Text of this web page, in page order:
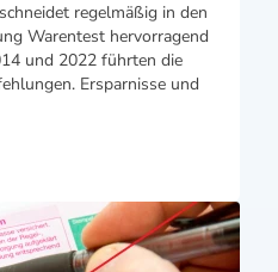
regelmäßig in den
Warentest hervorragend
und 2022 führten die
Ersparnisse und